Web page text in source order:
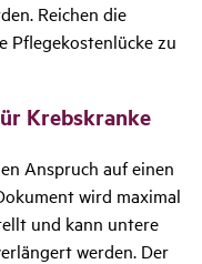
Reichen die
Pflegekostenlücke zu
Krebs­kranke
Anspruch auf einen
wird maximal
und kann untere
werden. Der